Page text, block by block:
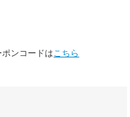
ンコードはこちら